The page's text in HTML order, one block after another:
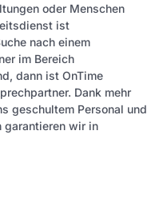
oder Menschen
ist
nach einem
im Bereich
dann ist OnTime
Dank mehr
geschultem Personal und
garantieren wir in